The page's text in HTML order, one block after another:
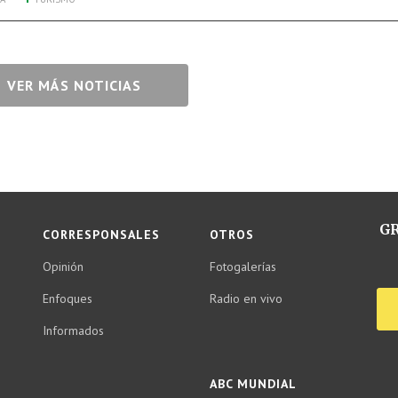
VER MÁS NOTICIAS
CORRESPONSALES
Opinión
Enfoques
Informados
OTROS
Fotogalerías
Radio en vivo
ABC MUNDIAL